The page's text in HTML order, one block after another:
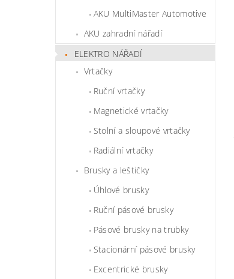
AKU MultiMaster Automotive
AKU zahradní nářadí
ELEKTRO NÁŘADÍ
Vrtačky
Ruční vrtačky
Magnetické vrtačky
Stolní a sloupové vrtačky
Radiální vrtačky
Brusky a leštičky
Úhlové brusky
Ruční pásové brusky
Pásové brusky na trubky
Stacionární pásové brusky
Excentrické brusky